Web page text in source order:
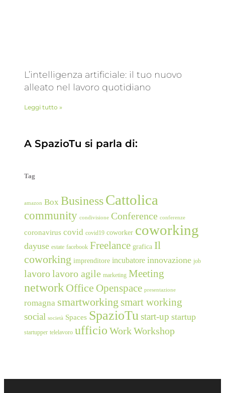
L’intelligenza artificiale: il tuo nuovo
alleato nel lavoro quotidiano
Leggi tutto »
A SpazioTu si parla di:
Tag
amazon Box BusinessCattolica
community condivisione Conference conferenze
coronavirus covid covid19 coworker coworking
dayuse estate facebook Freelance grafica Il
coworking imprenditore incubatore innovazione job
lavorolavoro agile marketing Meeting
network Office Openspace presentazione
romagna smartworking smart working
social società Spaces SpazioTu start-up startup
startupper telelavoro ufficio WorkWorkshop